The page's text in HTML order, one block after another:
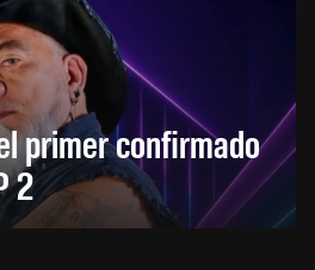
primer confirmado
2